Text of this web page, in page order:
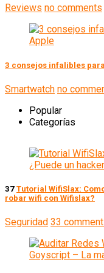
Reviews no comments
3 consejos infalibles
Smartwatch no
Popular
Categorías
37 Tutorial WifiSlax:
robar wifi con Wifislax?
Seguridad 33